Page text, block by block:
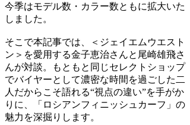
今季はモデル数・カラー数ともに拡大いた
しました。
そこで本記事では、＜ジェイエムウエスト
ン＞を愛用する金子恵治さんと尾崎雄飛さ
んが対談。もともと同じセレクトショップ
でバイヤーとして濃密な時間を過ごした二
人だからこそ語れる“視点の違い”を手がか
りに、「ロシアンフィニッシュカーフ」の
魅力を深掘りします。